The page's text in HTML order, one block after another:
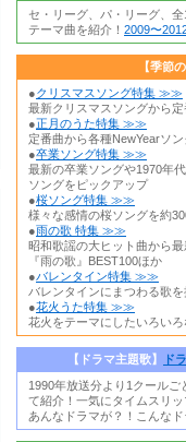
セ・リーグ、パ・リーグ、
テーマ曲を紹介！ 2009〜
【季節
●クリスマスソング特集 ≫≫
最新クリスマスソングから
●正月のうた特集 ≫≫
定番曲から各種NewYearソ
●卒業ソング特集 ≫≫
最新の卒業ソングや1970年
ソングをピックアップ
●桜ソング特集 ≫≫
様々な感情の桜ソングを約
●雨の歌 特集 ≫≫
昭和歌謡の大ヒット曲から
『雨の歌』BEST100ほか
●バレンタイン特集 ≫≫
バレンタインにまつわる歌
●花火うた特集 ≫≫
花火をテーマにしたいろい
【ドラマ主題歌】
ド
1990年放送分より1クールご
て紹介！一気にタイムスリッ
あんなドラマが？！こんなド